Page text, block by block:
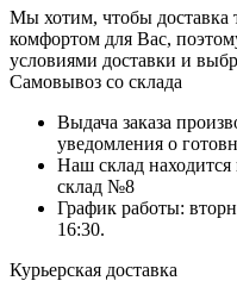
Мы хотим, чтобы доставка
комфортом для Вас,
условиями доставки и
Самовывоз со склада
Выдача заказа
уведомления о
Наш склад находится
склад №8
График работы:
16:30.
Курьерская доставка